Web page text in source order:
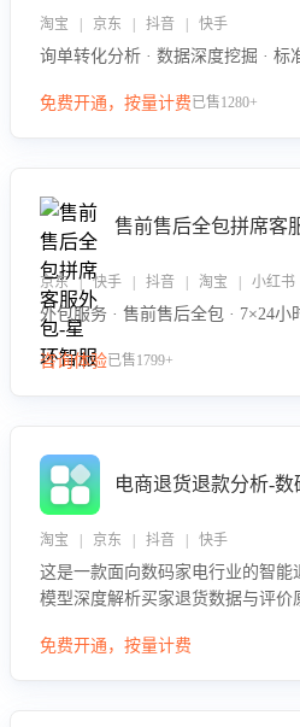
淘宝 | 京东 | 抖音 | 快手
询单转化分析 · 数据深度挖掘 · 标
免费开通，按量计费已售1280+
售前售后全包拼席客
京东 | 快手 | 抖音 | 淘宝 | 小红
外包服务 · 售前售后全包 · 7×24小
咨询体验已售1799+
电商退货退款分析-
淘宝 | 京东 | 抖音 | 快手
这是一款面向数码家电行业的智
模型深度解析买家退货数据与评价
议，通过挖掘用户痛点驱动产品迭
免费开通，按量计费